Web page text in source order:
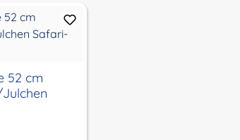
52 cm